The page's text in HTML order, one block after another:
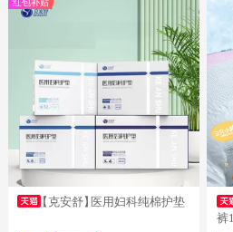
红包补贴
【克安舒】医用妇科纯棉护垫
裤